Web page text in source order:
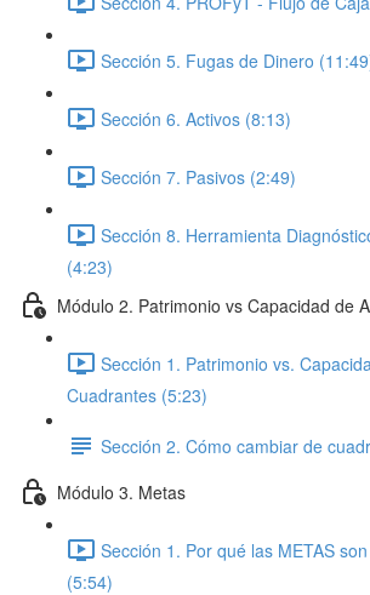
Sección 5. Fugas de Dinero
Sección 6. Activos (8:13)
Sección 7. Pasivos (2:49)
Sección 8. Herramienta
(4:23)
Módulo 2. Patrimonio vs Capacidad de
Sección 1. Patrimonio vs.
Cuadrantes (5:23)
Sección 2. Cómo cambiar de
Módulo 3. Metas
Sección 1. Por qué las METAS
(5:54)